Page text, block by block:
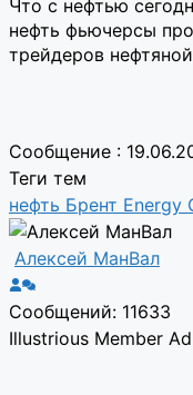
Что с нефтью
нефть фьючерсы
трейдеров
Сообщение :
Теги тем
нефть Брент Energy
Алексей МанВал
Сообщений: 11633
Illustrious Member